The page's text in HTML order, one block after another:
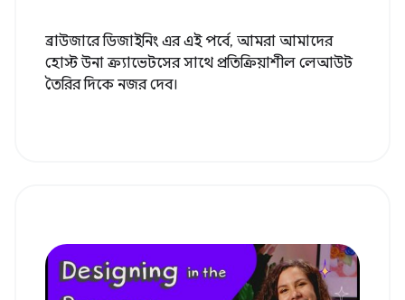
ব্রাউজারে ডিজাইনিং এর এই পর্বে, আমরা আমাদের
হোস্ট উনা ক্র্যাভেটসের সাথে প্রতিক্রিয়াশীল লেআউট
তৈরির দিকে নজর দেব।